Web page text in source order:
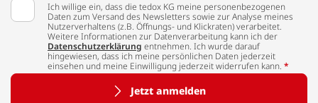
Ich willige ein, dass die tedox KG meine personenbezogenen
Daten zum Versand des Newsletters sowie zur Analyse meines
Nutzerverhaltens (z.B. Öffnungs- und Klickraten) verarbeitet.
Weitere Informationen zur Datenverarbeitung kann ich der
Datenschutzerklärung entnehmen. Ich wurde darauf
hingewiesen, dass ich meine persönlichen Daten jederzeit
einsehen und meine Einwilligung jederzeit widerrufen kann. *
Jetzt anmelden